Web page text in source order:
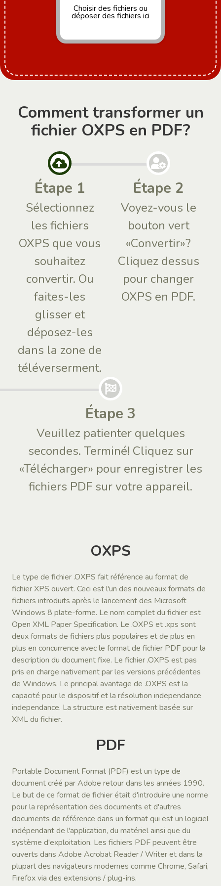
Choisir des fichiers ou
déposer des fichiers ici
Comment transformer un
fichier OXPS en PDF?
Étape 1
Sélectionnez
les fichiers
OXPS que vous
souhaitez
convertir. Ou
faites-les
glisser et
déposez-les
dans la zone de
téléverserment.
Étape 2
Voyez-vous le
bouton vert
«Convertir»?
Cliquez dessus
pour changer
OXPS en PDF.
Étape 3
Veuillez patienter quelques
secondes. Terminé! Cliquez sur
«Télécharger» pour enregistrer les
fichiers PDF sur votre appareil.
OXPS
Le type de fichier .OXPS fait référence au format de
fichier XPS ouvert. Ceci est l'un des nouveaux formats de
fichiers introduits après le lancement des Microsoft
Windows 8 plate-forme. Le nom complet du fichier est
Open XML Paper Specification. Le .OXPS et .xps sont
deux formats de fichiers plus populaires et de plus en
plus en concurrence avec le format de fichier PDF pour la
description du document fixe. Le fichier .OXPS est pas
pris en charge nativement par les versions précédentes
de Windows. Le principal avantage de .OXPS est la
capacité pour le dispositif et la résolution independance
independance. La structure est nativement basée sur
XML du fichier.
PDF
Portable Document Format (PDF) est un type de
document créé par Adobe retour dans les années 1990.
Le but de ce format de fichier était d'introduire une norme
pour la représentation des documents et d'autres
documents de référence dans un format qui est un logiciel
indépendant de l'application, du matériel ainsi que du
système d'exploitation. Les fichiers PDF peuvent être
ouverts dans Adobe Acrobat Reader / Writer et dans la
plupart des navigateurs modernes comme Chrome, Safari,
Firefox via des extensions / plug-ins.